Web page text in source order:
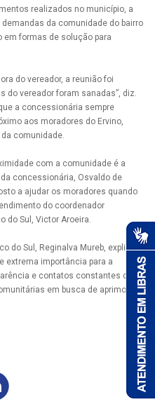
realizados no município, a
da comunidade do bairro
em formas de solução para
do vereador, a reunião foi
do vereador foram sanadas”, diz.
a concessionária sempre
aos moradores do Ervino,
comunidade.
com a comunidade é a
concessionária, Osvaldo de
a ajudar os moradores quando
do coordenador
do Sul, Victor Aroeira.
do Sul, Reginalva Mureb, explica
extrema importância para a
e contatos constantes com
em busca de aprimorar